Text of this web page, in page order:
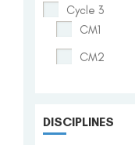
Cycle 3
CM1
CM2
DISCIPLINES